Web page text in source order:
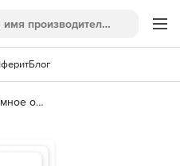
Блог
Программное обеспечение для работы с документами